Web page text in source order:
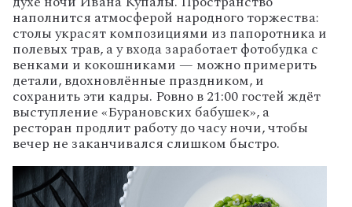
наполнится атмосферой народноготоржества:
столыукрасяткомпозициями из папоротникаи
полевых трав,аувходазаработаетфотобудкас
венками и кокошниками — можнопримерить
детали,вдохновлённые праздником,и
сохранитьэти кадры. Ровнов21:00гостейждёт
выступление«Бурановских бабушек»,а
ресторан продлитработудочасуночи,чтобы
вечер не заканчивался слишком быстро.